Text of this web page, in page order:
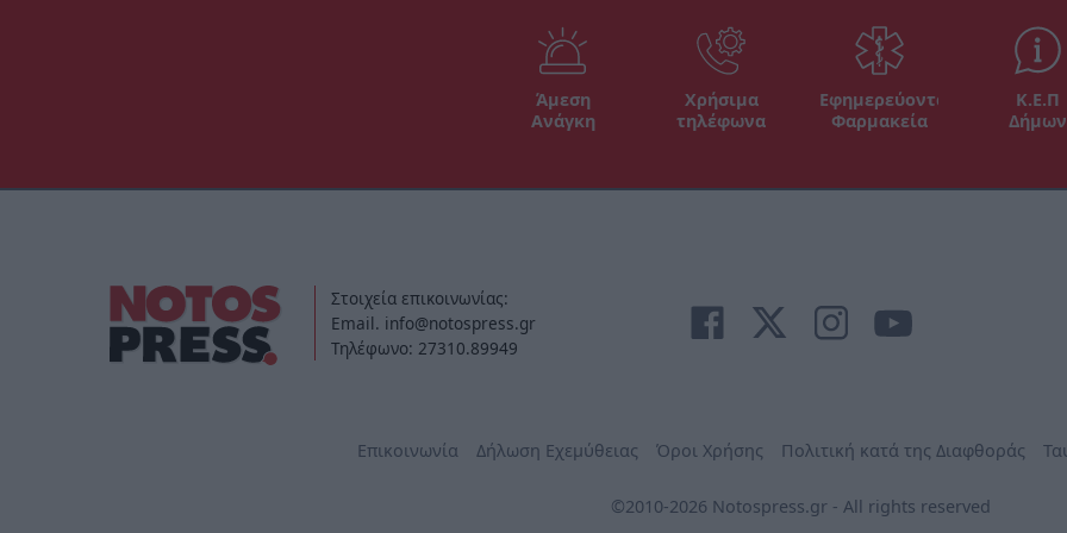
Άμεση
Ανάγκη
Χρήσιμα
τηλέφωνα
Εφημερεύοντα
Φαρμακεία
Κ.Ε.Π
Δήμων
Στοιχεία επικοινωνίας:
Email. info@notospress.gr
Τηλέφωνο: 27310.89949
Επικοινωνία Δήλωση Εχεμύθειας Όροι Χρήσης Πολιτική κατά της Διαφθοράς
©2010-2026 Notospress.gr - All rights reserved